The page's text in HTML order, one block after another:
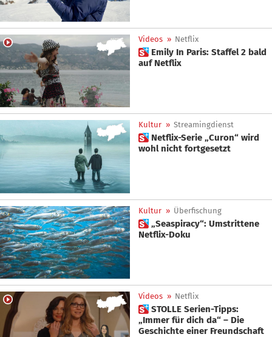
Videos » Netflix
 Emily In Paris: Staffel 2 bald
auf Netflix
Kultur » Streamingdienst
 Netflix-Serie „Curon“ wird
wohl nicht fortgesetzt
Kultur » Überfischung
 „Seaspiracy“: Umstrittene
Netflix-Doku
Videos » Netflix
 STOLLE Serien-Tipps:
„Immer für dich da“ – Die
Geschichte einer Freundschaft